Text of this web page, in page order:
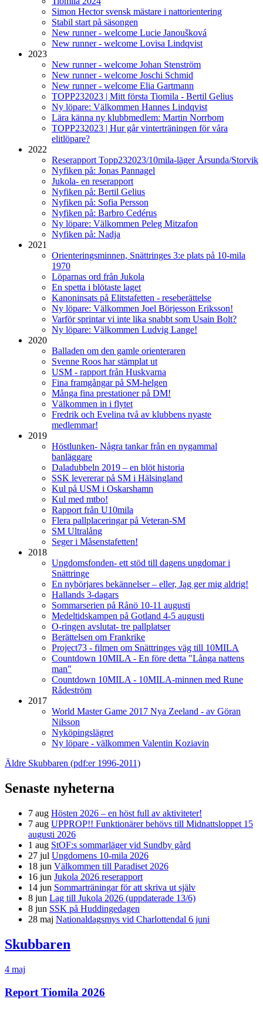
Simon Hector svensk mästare i nattorientering
Stabil start på säsongen
New runner - welcome Lucie Janoušková
New runner - welcome Lovisa Lindqvist
2023
New runner - welcome Johan Stenström
New runner - welcome Joschi Schmid
New runner - welcome Elia Gartmann
TOPP232023 | Mitt första Tiomila - Bertil Gelius
Ny löpare: Välkommen Hannes Lindqvist
Lära känna ny klubbmedlem: Martin Norrbom
TOPP232023 | Hur går vinterträningen för våra
elitlöpare?
2022
Reserapport Topp232023/10mila-läger Årsunda/Storvik
Nyfiken på: Jonas Pannagel
Jukola- en reserapport
Nyfiken på: Bertil Gelius
Nyfiken på: Sofia Persson
Nyfiken på: Barbro Cedérus
Ny löpare: Välkommen Peleg Mitzafon
Nyfiken på: Nadja
2021
Orienteringsminnen, Snättringes 3:e plats på 10-mila
1970
Löparnas ord från Jukola
En spetta i blötaste laget
Kanoninsats på Elitstafetten - reseberättelse
Ny löpare: Välkommen Joel Börjesson Eriksson!
Varför sprintar vi inte lika snabbt som Usain Bolt?
Ny löpare: Välkommen Ludvig Lange!
2020
Balladen om den gamle orienteraren
Svenne Roos har stämplat ut
USM - rapport från Huskvarna
Fina framgångar på SM-helgen
Många fina prestationer på DM!
Välkommen in i flytet
Fredrik och Evelina två av klubbens nyaste
medlemmar!
2019
Höstlunken- Några tankar från en nygammal
banläggare
Daladubbeln 2019 – en blöt historia
SSK levererar på SM i Hälsingland
Kul på USM i Oskarshamn
Kul med mtbo!
Rapport från U10mila
Flera pallplaceringar på Veteran-SM
SM Ultralång
Seger i Måsenstafetten!
2018
Ungdomsfonden- ett stöd till dagens ungdomar i
Snättringe
En nybörjares bekännelser – eller, Jag ger mig aldrig!
Hallands 3-dagars
Sommarserien på Rånö 10-11 augusti
Medeltidskampen på Gotland 4-5 augusti
O-ringen avslutat- tre pallplatser
Berättelsen om Frankrike
Project73 - filmen om Snättringes väg till 10MILA
Countdown 10MILA - En före detta "Långa nattens
man"
Countdown 10MILA - 10MILA-minnen med Rune
Rådeström
2017
World Master Game 2017 Nya Zeeland - av Göran
Nilsson
Nyköpingslägret
Ny löpare - välkommen Valentin Koziavin
Äldre Skubbaren (pdf:er 1996-2011)
Senaste nyheterna
7 aug Hösten 2026 – en höst full av aktiviteter!
7 aug UPPROP!! Funktionärer behövs till Midnattsloppet 15
augusti 2026
1 aug StOF:s sommarläger vid Sundby gård
27 jul Ungdomens 10-mila 2026
18 jun Välkommen till Paradiset 2026
16 jun Jukola 2026 reserapport
14 jun Sommarträningar för att skriva ut själv
8 jun Lag till Jukola 2026 (uppdaterade 13/6)
8 jun SSK på Huddingedagen
28 maj Nationaldagsmys vid Charlottendal 6 juni
Skubbaren
4 maj
Report Tiomila 2026